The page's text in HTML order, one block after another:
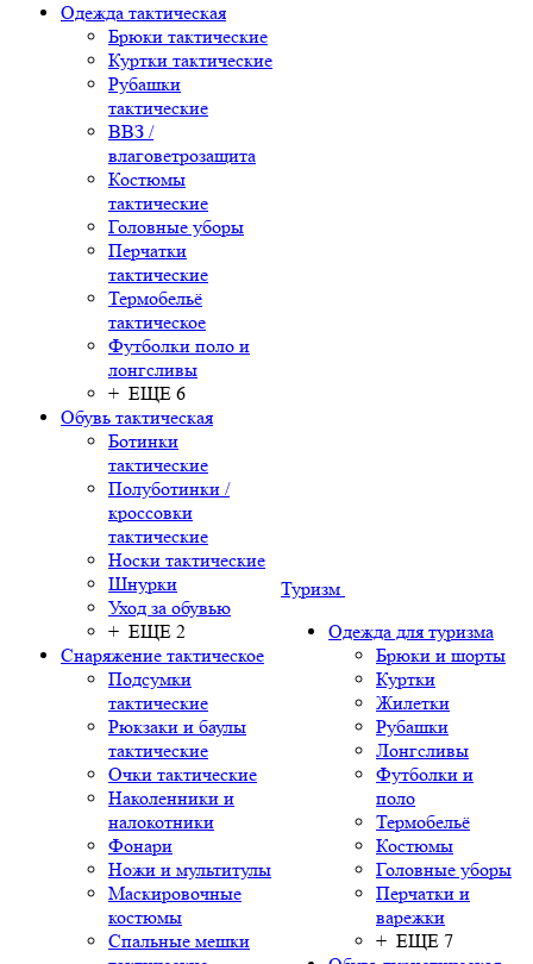
Одежда тактическая
Брюки тактические
Куртки тактические
Рубашки
тактические
ВВЗ /
влаговетрозащита
Костюмы
тактические
Головные уборы
Перчатки
тактические
Термобельё
тактическое
Футболки поло и
лонгсливы
+ ЕЩЕ 6
Обувь тактическая
Ботинки
тактические
Полуботинки /
кроссовки
тактические
Носки тактические
Шнурки
Уход за обувью
+ ЕЩЕ 2
Снаряжение тактическое
Подсумки
тактические
Рюкзаки и баулы
тактические
Очки тактические
Наколенники и
налокотники
Фонари
Ножи и мультитулы
Маскировочные
костюмы
Спальные мешки
Туризм
Одежда для туризма
Брюки и шорты
Куртки
Жилетки
Рубашки
Лонгсливы
Футболки и
поло
Термобельё
Костюмы
Головные уборы
Перчатки и
варежки
+ ЕЩЕ 7